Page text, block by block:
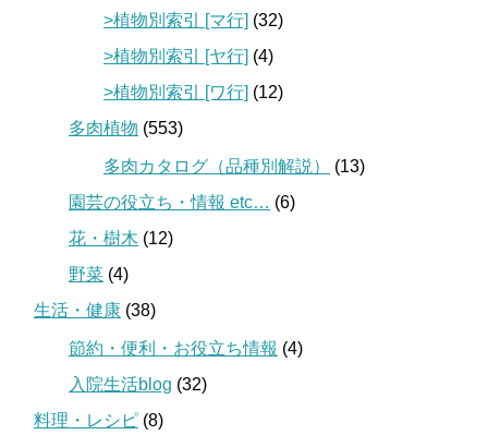
>植物別索引 [マ行] (32)
>植物別索引 [ヤ行] (4)
>植物別索引 [ワ行] (12)
多肉植物 (553)
多肉カタログ（品種別解説）
(13)
園芸の役立ち・情報 etc… (6)
花・樹木 (12)
野菜 (4)
生活・健康 (38)
節約・便利・お役立ち情報 (4)
入院生活blog (32)
料理・レシピ (8)